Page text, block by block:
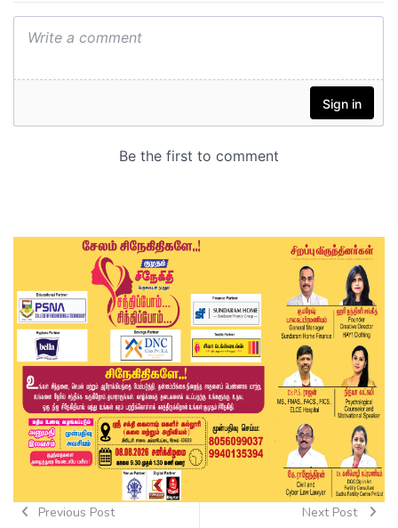
Previous Post Next Post